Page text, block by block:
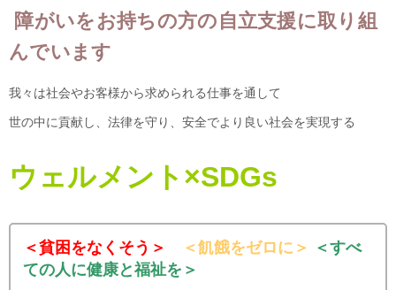
株式会社発展工業
株式会社ビオファーマきぼう
ブラウザCMSを始めよう！
簡単なブラウザCMSの編集
会社概要
障がいをお持ちの方の自立支援に取り組
んでいます
我々は社会やお客様から求められる仕事を通して
世の中に貢献し、法律を守り、安全でより良い社会を実現する
ウェルメント×SDGs
＜貧困をなくそう＞ ＜飢餓をゼロに＞
＜すべ
ての人に健康と福祉を＞